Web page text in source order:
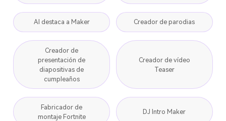
AI destaca a Maker Creador de parodias
Creador de
presentación de
diapositivas de
cumpleaños
Creador de vídeo
Teaser
Fabricador de
montaje Fortnite
DJ Intro Maker